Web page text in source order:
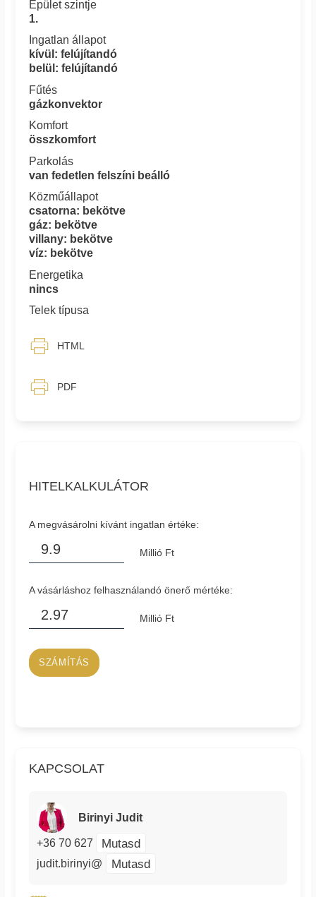
HITELKALKULÁTOR
A megvásárolni kívánt ingatlan értéke:
Millió Ft
A vásárláshoz felhasználandó önerő mértéke:
Millió Ft
SZÁMÍTÁS
KAPCSOLAT
Birinyi Judit
+36 70 627 Mutasd
judit.birinyi@ Mutasd
Épület szintje
1.
Ingatlan állapot
kívül: felújítandó
belül: felújítandó
Fűtés
gázkonvektor
Komfort
összkomfort
Parkolás
van fedetlen felszíni beálló
Közműállapot
csatorna: bekötve
gáz: bekötve
villany: bekötve
víz: bekötve
Energetika
nincs
Telek típusa
HTML
PDF